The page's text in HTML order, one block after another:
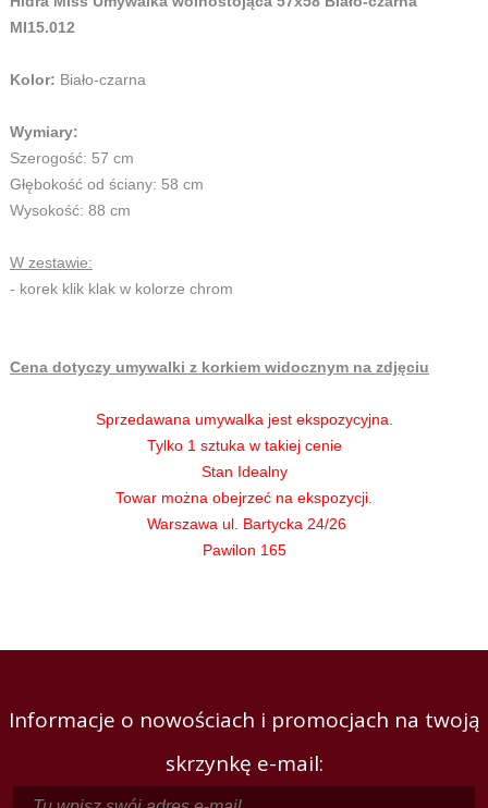
MI15.012
Kolor: Biało-czarna
Wymiary:
Szerogość: 57 cm
Głębokość od ściany: 58 cm
Wysokość: 88 cm
W zestawie:
- korek klik klak w kolorze chrom
Cena dotyczy umywalki z korkiem widocznym na zdjęciu
Sprzedawana umywalka jest ekspozycyjna.
Tylko 1 sztuka w takiej cenie
Stan Idealny
Towar można obejrzeć na ekspozycji.
Warszawa ul. Bartycka 24/26
Pawilon 165
Informacje o nowościach i promocjach na twoją
skrzynkę e-mail: